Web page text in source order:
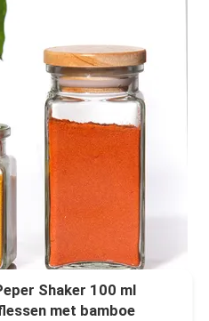
Shaker 100 ml
met bamboe